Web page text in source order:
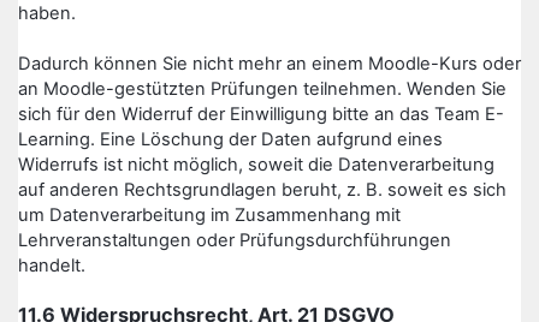
haben.
Dadurch können Sie nicht mehr an einem Moodle-Kurs oder
an Moodle-gestützten Prüfungen teilnehmen. Wenden Sie
sich für den Widerruf der Einwilligung bitte an das Team E-
Learning. Eine Löschung der Daten aufgrund eines
Widerrufs ist nicht möglich, soweit die Datenverarbeitung
auf anderen Rechtsgrundlagen beruht, z. B. soweit es sich
um Datenverarbeitung im Zusammenhang mit
Lehrveranstaltungen oder Prüfungsdurchführungen
handelt.
11.6 Widerspruchsrecht, Art. 21 DSGVO